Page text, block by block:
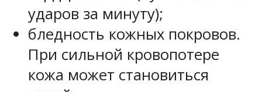
ударов за минуту);
бледность кожных покровов.
При сильной кровопотере
кожа может становиться